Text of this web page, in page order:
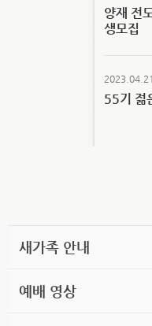
양재 전
생모집
2023.04.21
55기 젊
새가족 안내
예배 영상